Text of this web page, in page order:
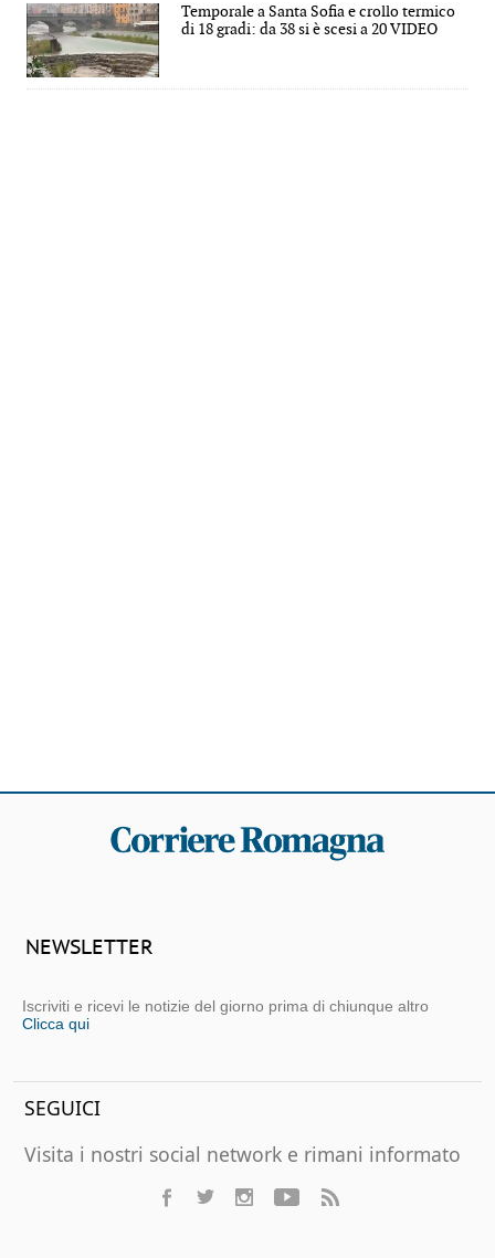
Temporale a Santa Sofia e crollo termico
di 18 gradi: da 38 si è scesi a 20 VIDEO
NEWSLETTER
Iscriviti e ricevi le notizie del giorno prima di chiunque altro
Clicca qui
SEGUICI
Visita i nostri social network e rimani informato